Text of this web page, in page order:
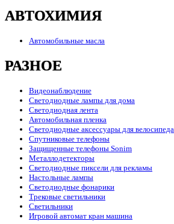
АВТОХИМИЯ
Автомобильные масла
РАЗНОЕ
Видеонаблюдение
Светодиодные лампы для дома
Светодиодная лента
Автомобильная пленка
Светодиодные аксессуары для велосипеда
Спутниковые телефоны
Защищенные телефоны Sonim
Металлодетекторы
Светодиодные пиксели для рекламы
Настольные лампы
Светодиодные фонарики
Трековые светильники
Светильники
Игровой автомат кран машина